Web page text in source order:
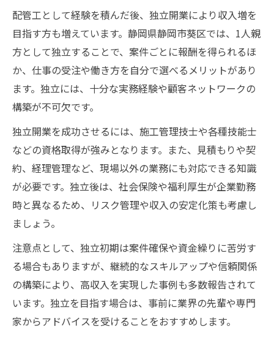
配管工として経験を積んだ後、独立開業により収入増を
目指す方も増えています。静岡県静岡市葵区では、1人親
方として独立することで、案件ごとに報酬を得られるほ
か、仕事の受注や働き方を自分で選べるメリットがあり
ます。独立には、十分な実務経験や顧客ネットワークの
構築が不可欠です。
独立開業を成功させるには、施工管理技士や各種技能士
などの資格取得が強みとなります。また、見積もりや契
約、経理管理など、現場以外の業務にも対応できる知識
が必要です。独立後は、社会保険や福利厚生が企業勤務
時と異なるため、リスク管理や収入の安定化策も考慮し
ましょう。
注意点として、独立初期は案件確保や資金繰りに苦労す
る場合もありますが、継続的なスキルアップや信頼関係
の構築により、高収入を実現した事例も多数報告されて
います。独立を目指す場合は、事前に業界の先輩や専門
家からアドバイスを受けることをおすすめします。